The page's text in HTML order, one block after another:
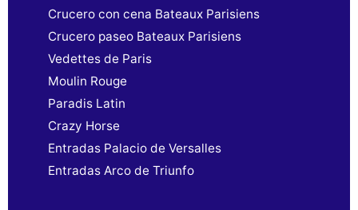
Crucero con cena Bateaux Parisiens
Crucero paseo Bateaux Parisiens
Vedettes de Paris
Moulin Rouge
Paradis Latin
Crazy Horse
Entradas Palacio de Versalles
Entradas Arco de Triunfo